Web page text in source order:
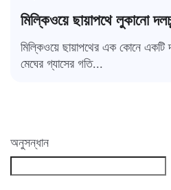
মিল্কিওয়ে ছায়াপথে লুকানো
মিল্কিওয়ে ছায়াপথের এক কোনে
মেঘের গ্যাসের গতি...
অনুসন্ধান